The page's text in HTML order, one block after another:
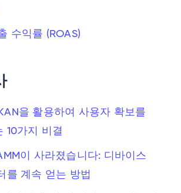
수익률 (ROAS)
을 활용하여 사용자 확보를
10가지 비결
이 사라졌습니다: 디바이스
를 계속 얻는 방법